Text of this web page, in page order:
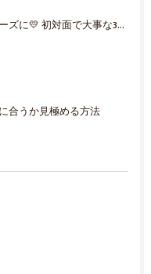
打ち合わせをスムーズに💛 初対面で大事な3選！
合うか見極める方法